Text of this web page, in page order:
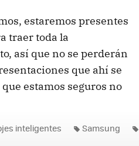
estaremos presentes
traer toda la
así que no se perderán
que ahí se
estamos seguros no
inteligentes Samsung